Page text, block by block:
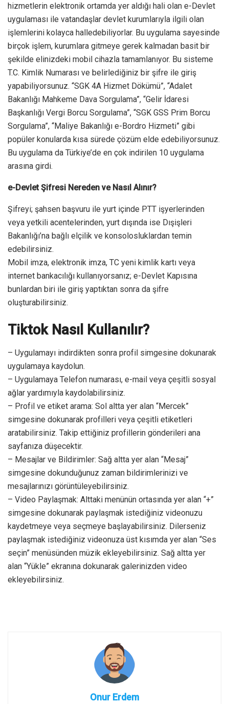
hizmetlerin elektronik ortamda yer aldığı hali olan e-Devlet
uygulaması ile vatandaşlar devlet kurumlarıyla ilgili olan
işlemlerini kolayca halledebiliyorlar. Bu uygulama sayesinde
birçok işlem, kurumlara gitmeye gerek kalmadan basit bir
şekilde elinizdeki mobil cihazla tamamlanıyor. Bu sisteme
T.C. Kimlik Numarası ve belirlediğiniz bir şifre ile giriş
yapabiliyorsunuz. “SGK 4A Hizmet Dökümü”, “Adalet
Bakanlığı Mahkeme Dava Sorgulama”, “Gelir İdaresi
Başkanlığı Vergi Borcu Sorgulama”, “SGK GSS Prim Borcu
Sorgulama”, “Maliye Bakanlığı e-Bordro Hizmeti” gibi
popüler konularda kısa sürede çözüm elde edebiliyorsunuz.
Bu uygulama da Türkiye’de en çok indirilen 10 uygulama
arasına girdi.
e-Devlet Şifresi Nereden ve Nasıl Alınır?
Şifreyi; şahsen başvuru ile yurt içinde PTT işyerlerinden
veya yetkili acentelerinden, yurt dışında ise Dışişleri
Bakanlığı’na bağlı elçilik ve konsolosluklardan temin
edebilirsiniz.
Mobil imza, elektronik imza, TC yeni kimlik kartı veya
internet bankacılığı kullanıyorsanız; e-Devlet Kapısına
bunlardan biri ile giriş yaptıktan sonra da şifre
oluşturabilirsiniz.
Tiktok Nasıl Kullanılır?
– Uygulamayı indirdikten sonra profil simgesine dokunarak
uygulamaya kaydolun.
– Uygulamaya Telefon numarası, e-mail veya çeşitli sosyal
ağlar yardımıyla kaydolabilirsiniz.
– Profil ve etiket arama: Sol altta yer alan “Mercek”
simgesine dokunarak profilleri veya çeşitli etiketleri
aratabilirsiniz. Takip ettiğiniz profillerin gönderileri ana
sayfanıza düşecektir.
– Mesajlar ve Bildirimler: Sağ altta yer alan “Mesaj”
simgesine dokunduğunuz zaman bildirimlerinizi ve
mesajlarınızı görüntüleyebilirsiniz.
– Video Paylaşmak: Alttaki menünün ortasında yer alan “+”
simgesine dokunarak paylaşmak istediğiniz videonuzu
kaydetmeye veya seçmeye başlayabilirsiniz. Dilerseniz
paylaşmak istediğiniz videonuza üst kısımda yer alan “Ses
seçin” menüsünden müzik ekleyebilirsiniz. Sağ altta yer
alan “Yükle” ekranına dokunarak galerinizden video
ekleyebilirsiniz.
Onur Erdem